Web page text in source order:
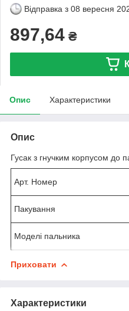
Відправка з 08 вересня
897,64 ₴
Опис Характеристики
Опис
Гусак з гнучким корпусом до
Арт. Номер
Пакування
Моделі пальника
Приховати
Характеристики